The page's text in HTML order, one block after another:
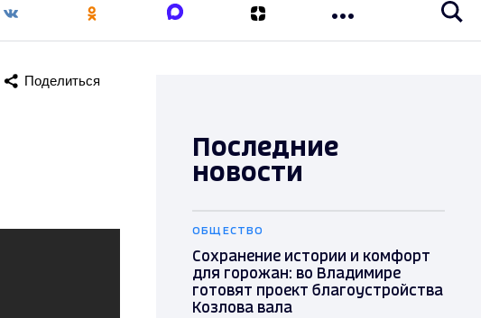
Поделиться
Последние
новости
ОБЩЕСТВО
Сохранение истории и комфорт
для горожан: во Владимире
готовят проект благоустройства
Козлова вала